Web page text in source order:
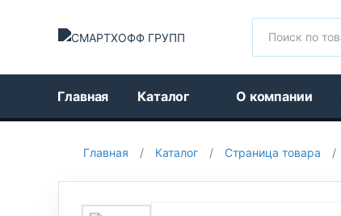
Главная Каталог О компании
Главная / Каталог / Страница товара /